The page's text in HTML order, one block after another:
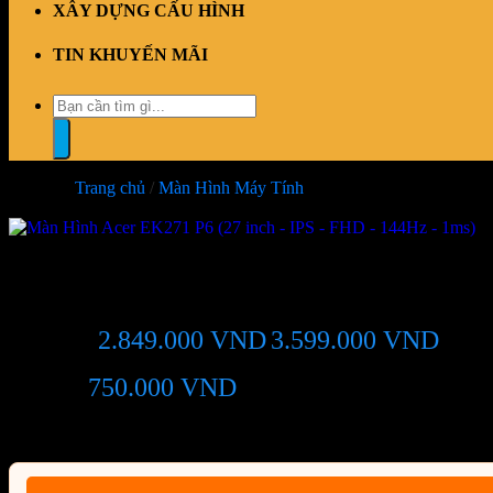
XÂY DỰNG CẤU HÌNH
TIN KHUYẾN MÃI
Tìm
kiếm:
Trang chủ / Màn Hình Máy Tính
2.849.000 VND3.599.000 VND
750.000 VND